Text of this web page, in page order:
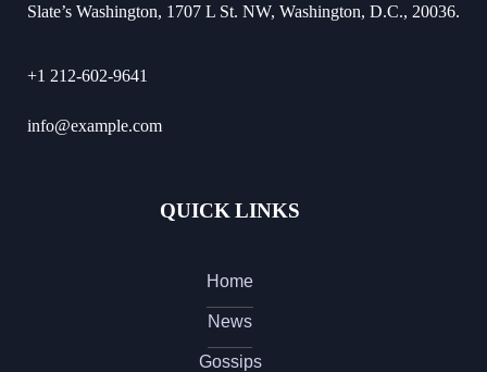
Slate’s Washington, 1707 L St. NW, Washington, D.C., 20036.
+1 212-602-9641
info@example.com
QUICK LINKS
Home
News
Gossips